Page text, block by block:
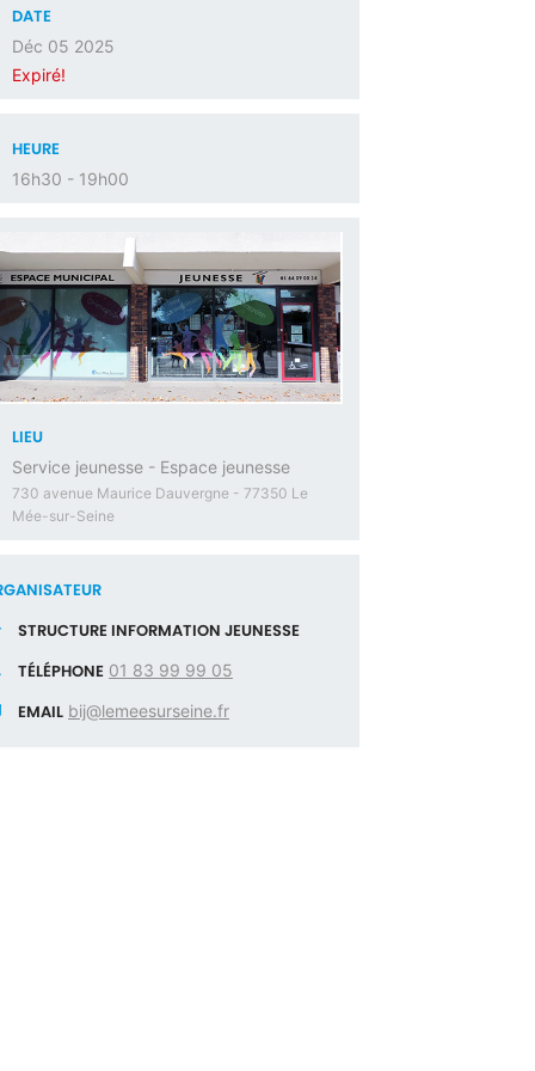
DATE
Déc 05 2025
Expiré!
HEURE
16h30 - 19h00
LIEU
Service jeunesse - Espace jeunesse
730 avenue Maurice Dauvergne - 77350 Le
Mée-sur-Seine
STRUCTURE INFORMATION JEUNESSE
TÉLÉPHONE 01 83 99 99 05
EMAIL bij@lemeesurseine.fr